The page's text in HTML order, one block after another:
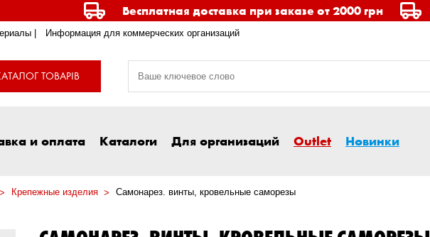
Бесплатная доставка при заказе от 2000 грн
| Информация для коммерческих организаций
ТОВАРІВ
и оплата Каталоги Для организаций Outlet Новинки
Крепежные изделия Самонарез. винты, кровельные саморезы